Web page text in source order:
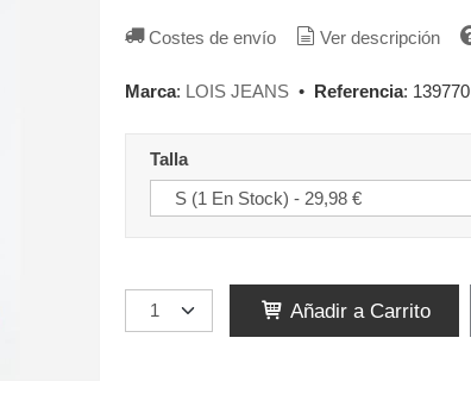
Costes de envío Ver descripción
Marca: LOIS JEANS • Referencia: 139770
Talla
Añadir a Carrito